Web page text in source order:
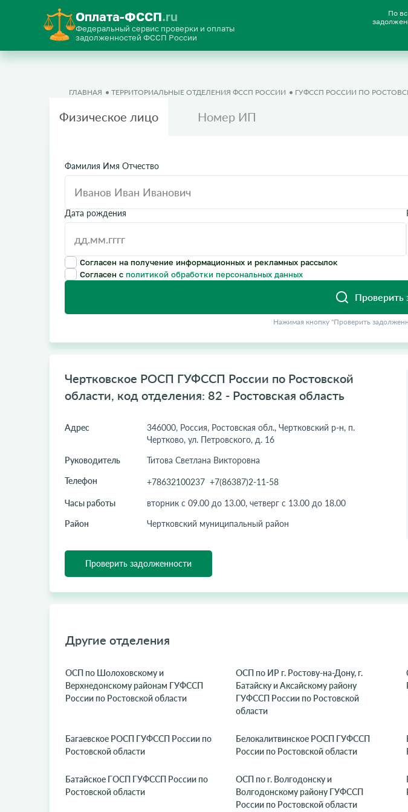
Оплата-ФССП.ru
Федеральный сервис проверки и оплаты
задолженностей ФССП России
По
ГЛАВНАЯ ТЕРРИТОРИАЛЬНЫЕ ОТДЕЛЕНИЯ ФССП РОССИИ ГУФССП РОССИИ ПО
Физическое лицо Номер ИП
Фамилия Имя Отчество
Дата рождения
Согласен на получение информационных и рекламных рассылок
Согласен с политикой обработки персональных данных
Проверить
Нажимая кнопку "Проверить
Чертковское РОСП ГУФССП России по Ростовской
области, код отделения: 82 - Ростовская область
Адрес
346000, Россия, Ростовская обл., Чертковский р-н, п.
Чертково, ул. Петровского, д. 16
Руководитель
Титова Светлана Викторовна
Телефон
+78632100237 +7(86387)2-11-58
Часы работы
вторник с 09.00 до 13.00, четверг с 13.00 до 18.00
Район
Чертковский муниципальный район
Проверить задолженности
Другие отделения
ОСП по Шолоховскому и
Верхнедонскому районам ГУФССП
России по Ростовской области
ОСП по ИР г. Ростову-на-Дону, г.
Батайску и Аксайскому району
ГУФССП России по Ростовской
области
Багаевское РОСП ГУФССП России по
Ростовской области
Белокалитвинское РОСП ГУФССП
России по Ростовской области
Батайское ГОСП ГУФССП России по
Ростовской области
ОСП по г. Волгодонску и
Волгодонскому району ГУФССП
России по Ростовской области